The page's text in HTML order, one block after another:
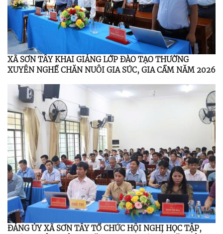
XÃ SƠN TÂY KHAI GIẢNG LỚP ĐÀO TẠO THƯỜNG
XUYÊN NGHỀ CHĂN NUÔI GIA SÚC, GIA CẦM NĂM 2026
ĐẢNG ỦY XÃ SƠN TÂY TỔ CHỨC HỘI NGHỊ HỌC TẬP,